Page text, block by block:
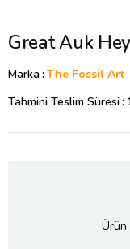
Great Auk
Marka: The Fossil Art
Tahmini Teslim Süresi:
Ürün